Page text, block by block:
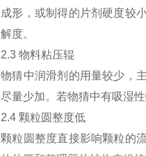
成形，或制得的片剂硬度较
解度。
2.3 物料粘压辊
物猜中润滑剂的用量较少，
尽量少加。若物猜中有吸湿
2.4 颗粒圆整度低
颗粒圆整度直接影响颗粒的